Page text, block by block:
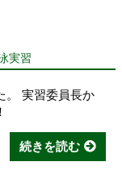
実習
。 実習委員長か
続きを読む